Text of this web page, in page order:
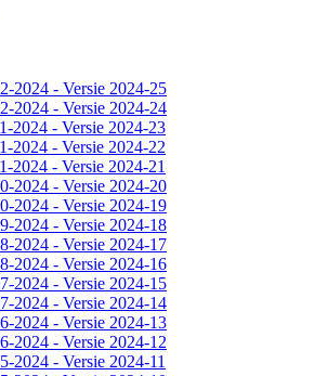
2024 - Versie 2024-25
2024 - Versie 2024-24
2024 - Versie 2024-23
2024 - Versie 2024-22
2024 - Versie 2024-21
2024 - Versie 2024-20
2024 - Versie 2024-19
2024 - Versie 2024-18
2024 - Versie 2024-17
2024 - Versie 2024-16
2024 - Versie 2024-15
2024 - Versie 2024-14
2024 - Versie 2024-13
2024 - Versie 2024-12
2024 - Versie 2024-11